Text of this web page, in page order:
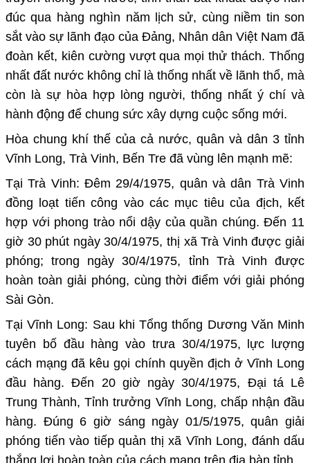
đúc qua hàng nghìn năm lịch sử, cùng niềm tin son
sắt vào sự lãnh đạo của Đảng, Nhân dân Việt Nam đã
đoàn kết, kiên cường vượt qua mọi thử thách. Thống
nhất đất nước không chỉ là thống nhất về lãnh thổ, mà
còn là sự hòa hợp lòng người, thống nhất ý chí và
hành động để chung sức xây dựng cuộc sống mới.
Hòa chung khí thế của cả nước, quân và dân 3 tỉnh
Vĩnh Long, Trà Vinh, Bến Tre đã vùng lên mạnh mẽ:
Tại Trà Vinh: Đêm 29/4/1975, quân và dân Trà Vinh
đồng loạt tiến công vào các mục tiêu của địch, kết
hợp với phong trào nổi dậy của quần chúng. Đến 11
giờ 30 phút ngày 30/4/1975,thị xã Trà Vinh được giải
phóng; trong ngày30/4/1975, tỉnh Trà Vinh được
hoàn toàn giải phóng, cùng thời điểm vớigiải phóng
Sài Gòn.
Tại Vĩnh Long: Sau khi Tổng thống Dương Văn Minh
tuyên bố đầu hàng vào trưa 30/4/1975, lực lượng
cách mạng đã kêu gọi chính quyền địch ở Vĩnh Long
đầu hàng. Đến 20 giờ ngày 30/4/1975, Đại tá Lê
Trung Thành, Tỉnh trưởng Vĩnh Long, chấp nhận đầu
hàng. Đúng 6 giờ sáng ngày 01/5/1975, quân giải
phóng tiến vào tiếp quản thị xã Vĩnh Long, đánh dấu
thắng lợi hoàn toàn của cách mạng trên địa bàn tỉnh.